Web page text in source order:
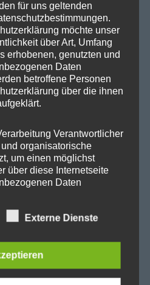
Straße
für uns geltenden
möchte unser
über Art, Umfang
erhobenen, genutzten und
Daten
betroffene Personen
über die ihnen
Verantwortlicher
organisatorische
um einen möglichst
über diese Internetseite
Daten
sodass ein absoluter
betroffenen Person
Daten auch auf
telefonisch, an
Externe Dienste